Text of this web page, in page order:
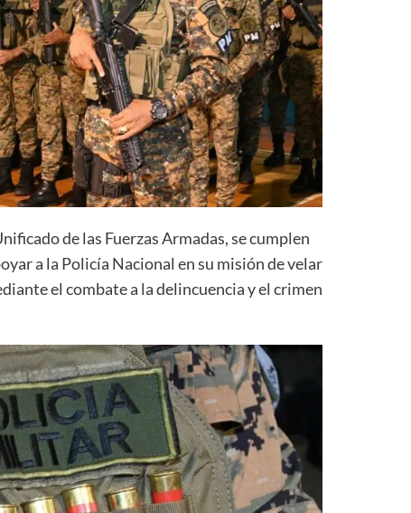
de las Fuerzas Armadas, se cumplen
a la Policía Nacional en su misión de velar
el combate a la delincuencia y el crimen